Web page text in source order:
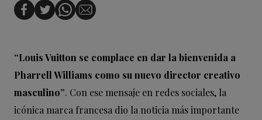
“Louis Vuitton se complace en dar la bienvenida a
Pharrell Williams como su nuevo director creativo
masculino”. Con ese mensaje en redes sociales, la
icónica marca francesa dio la noticia más importante